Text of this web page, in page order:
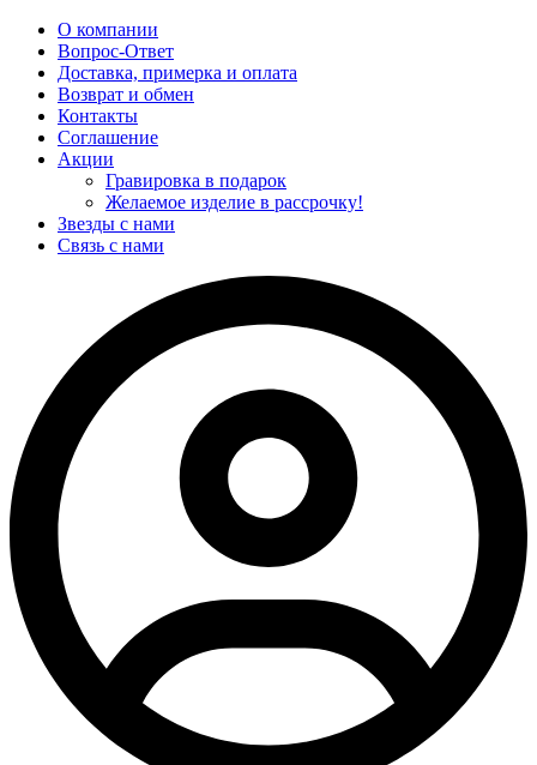
О компании
Вопрос-Ответ
Доставка, примерка и оплата
Возврат и обмен
Контакты
Соглашение
Акции
Гравировка в подарок
Желаемое изделие в рассрочку!
Звезды с нами
Связь с нами